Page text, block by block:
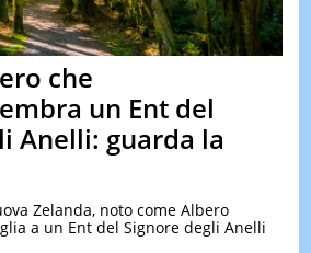
QUIZ
&
TEST
OGGI
che
un Ent del
Anelli: guarda la
Zelanda, noto come Albero
a un Ent del Signore degli Anelli